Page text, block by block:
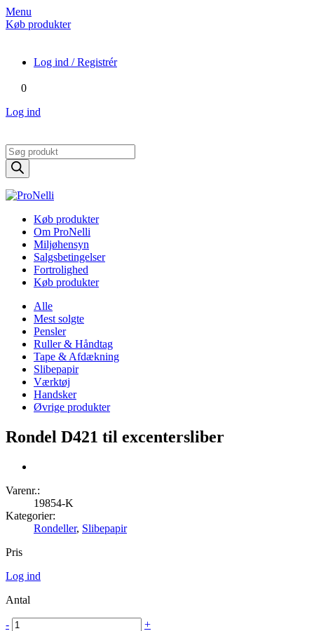
Menu
Køb produkter
Log ind / Registrér
0
Log ind
Products
search
Køb produkter
Om ProNelli
Miljøhensyn
Salgsbetingelser
Fortrolighed
Køb produkter
Alle
Mest solgte
Pensler
Ruller & Håndtag
Tape & Afdækning
Slibepapir
Værktøj
Handsker
Øvrige produkter
Rondel D421 til excentersliber
Varenr.:
19854-K
Kategorier:
Rondeller, Slibepapir
Pris
Log ind
Antal
- +